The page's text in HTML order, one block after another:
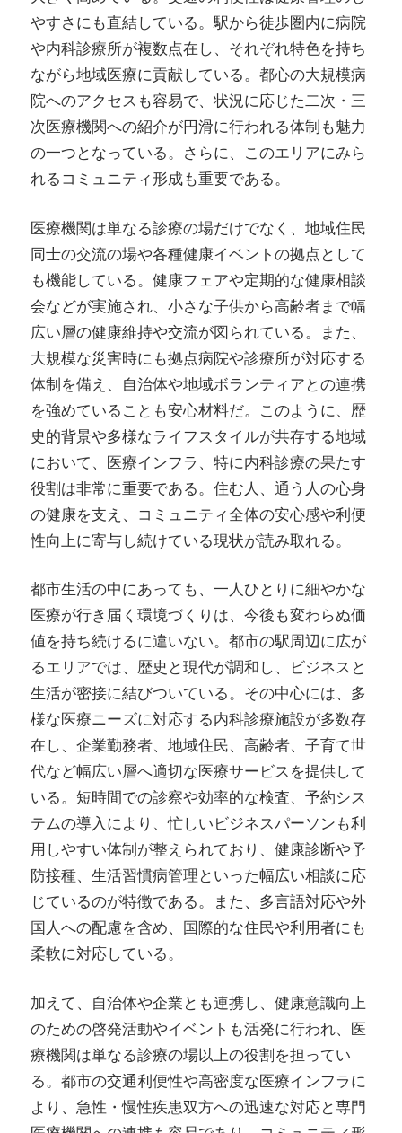
やすさにも直結している。駅から徒歩圏内に病院
や内科診療所が複数点在し、それぞれ特色を持ち
ながら地域医療に貢献している。都心の大規模病
院へのアクセスも容易で、状況に応じた二次・三
次医療機関への紹介が円滑に行われる体制も魅力
の一つとなっている。さらに、このエリアにみら
れるコミュニティ形成も重要である。
医療機関は単なる診療の場だけでなく、地域住民
同士の交流の場や各種健康イベントの拠点として
も機能している。健康フェアや定期的な健康相談
会などが実施され、小さな子供から高齢者まで幅
広い層の健康維持や交流が図られている。また、
大規模な災害時にも拠点病院や診療所が対応する
体制を備え、自治体や地域ボランティアとの連携
を強めていることも安心材料だ。このように、歴
史的背景や多様なライフスタイルが共存する地域
において、医療インフラ、特に内科診療の果たす
役割は非常に重要である。住む人、通う人の心身
の健康を支え、コミュニティ全体の安心感や利便
性向上に寄与し続けている現状が読み取れる。
都市生活の中にあっても、一人ひとりに細やかな
医療が行き届く環境づくりは、今後も変わらぬ価
値を持ち続けるに違いない。都市の駅周辺に広が
るエリアでは、歴史と現代が調和し、ビジネスと
生活が密接に結びついている。その中心には、多
様な医療ニーズに対応する内科診療施設が多数存
在し、企業勤務者、地域住民、高齢者、子育て世
代など幅広い層へ適切な医療サービスを提供して
いる。短時間での診察や効率的な検査、予約シス
テムの導入により、忙しいビジネスパーソンも利
用しやすい体制が整えられており、健康診断や予
防接種、生活習慣病管理といった幅広い相談に応
じているのが特徴である。また、多言語対応や外
国人への配慮を含め、国際的な住民や利用者にも
柔軟に対応している。
加えて、自治体や企業とも連携し、健康意識向上
のための啓発活動やイベントも活発に行われ、医
療機関は単なる診療の場以上の役割を担ってい
る。都市の交通利便性や高密度な医療インフラに
より、急性・慢性疾患双方への迅速な対応と専門